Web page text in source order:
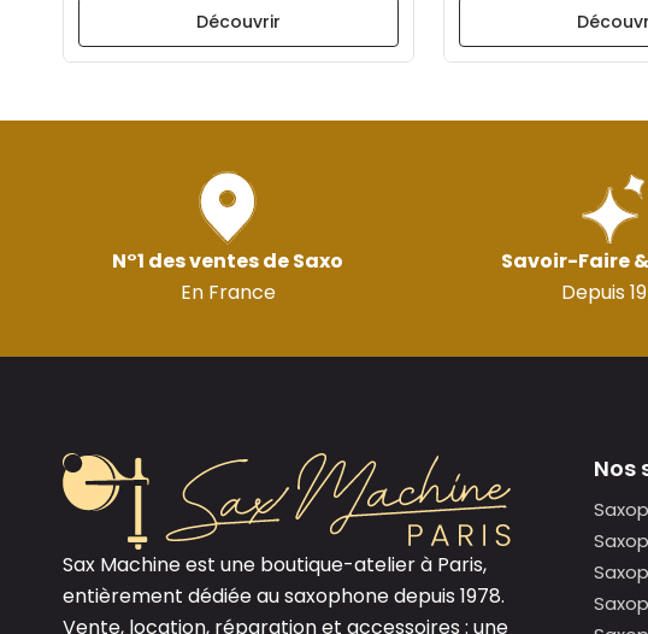
Découvrir
N°1 des ventes de Saxo
En France
Savoir-Faire
Depuis
Sax Machine est une boutique-atelier à Paris,
entièrement dédiée au saxophone depuis 1978.
Vente, location, réparation et accessoires : une
Nos